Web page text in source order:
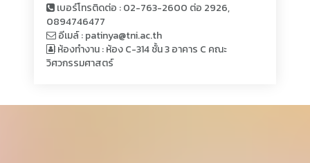
เบอร์โทรติดต่อ : 02-763-2600 ต่อ 2926,
0894746477
อีเมล์ : patinya@tni.ac.th
ห้องทำงาน : ห้อง C-314 ชั้น 3 อาคาร C คณะ
วิศวกรรมศาสตร์